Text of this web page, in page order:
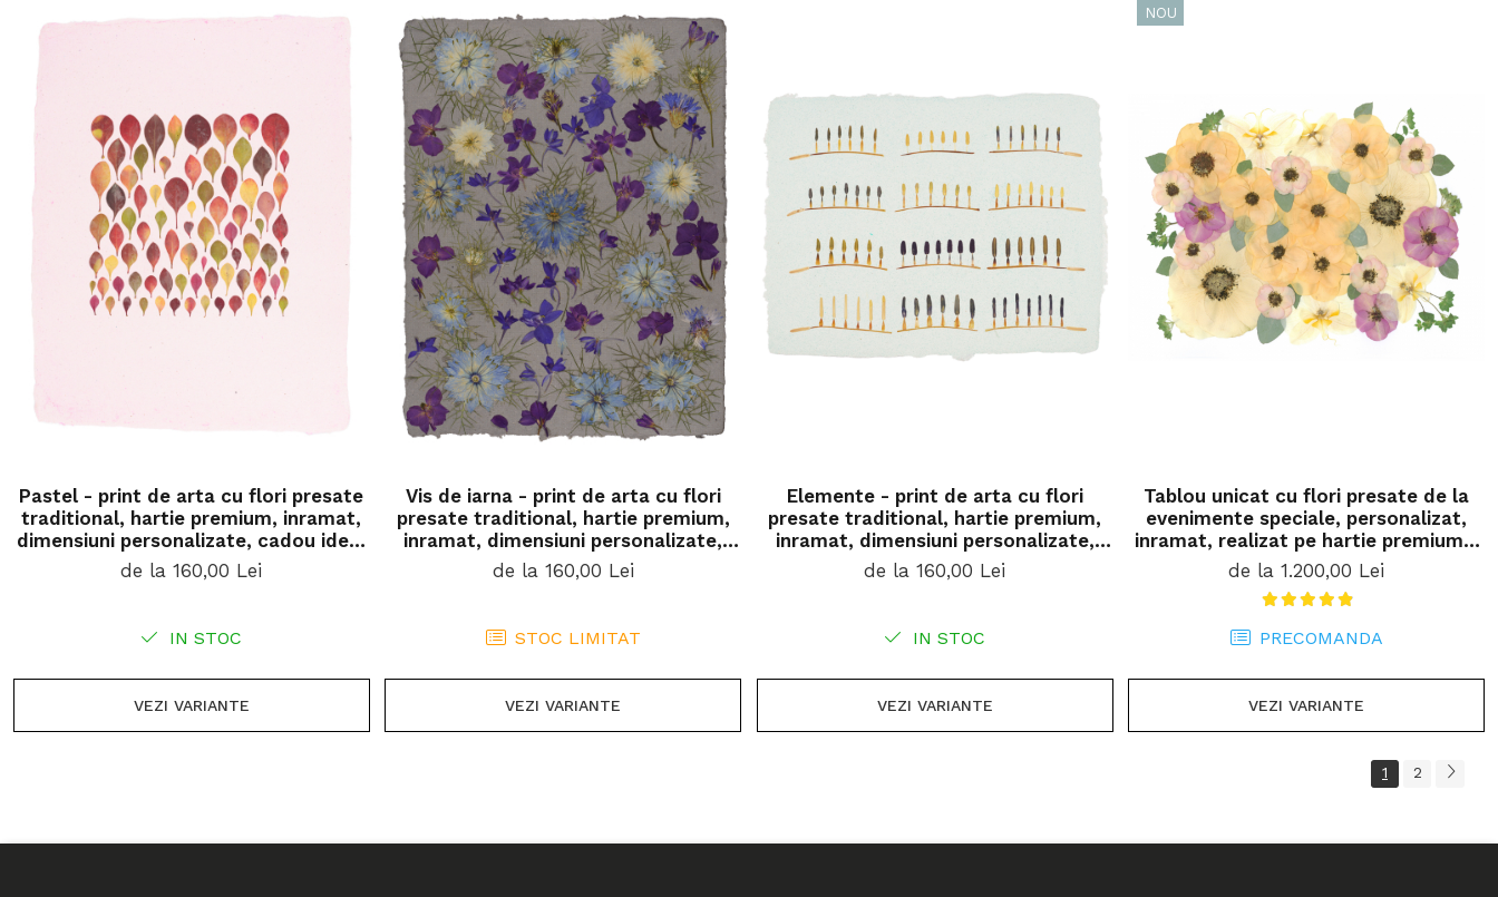
Pastel - print de arta cu flori presate
traditional, hartie premium, inramat,
dimensiuni personalizate, cadou ideal
pentru casa
de la 160,00 Lei
IN STOC
VEZI VARIANTE
Vis de iarna - print de arta cu flori
presate traditional, hartie premium,
inramat, dimensiuni personalizate,
cadou ideal pentru casa
de la 160,00 Lei
STOC LIMITAT
VEZI VARIANTE
Elemente - print de arta cu flori
presate traditional, hartie premium,
inramat, dimensiuni personalizate,
cadou ideal pentru casa
de la 160,00 Lei
IN STOC
VEZI VARIANTE
NOU
Tablou unicat cu flori presate de la
evenimente speciale, personalizat,
inramat, realizat pe hartie premium -
ideal pentru buchetul de nunta
de la 1.200,00 Lei
PRECOMANDA
VEZI VARIANTE
1 2